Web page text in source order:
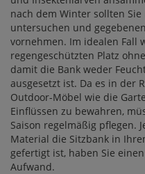
nach dem Winter sollten
untersuchen und
vornehmen. Im idealen Fall
regengeschützten Platz
damit die Bank weder
ausgesetzt ist. Da es in der
Outdoor-Möbel wie die
Einflüssen zu bewahren,
Saison regelmäßig pflegen.
Material die Sitzbank in
gefertigt ist, haben Sie
Aufwand.